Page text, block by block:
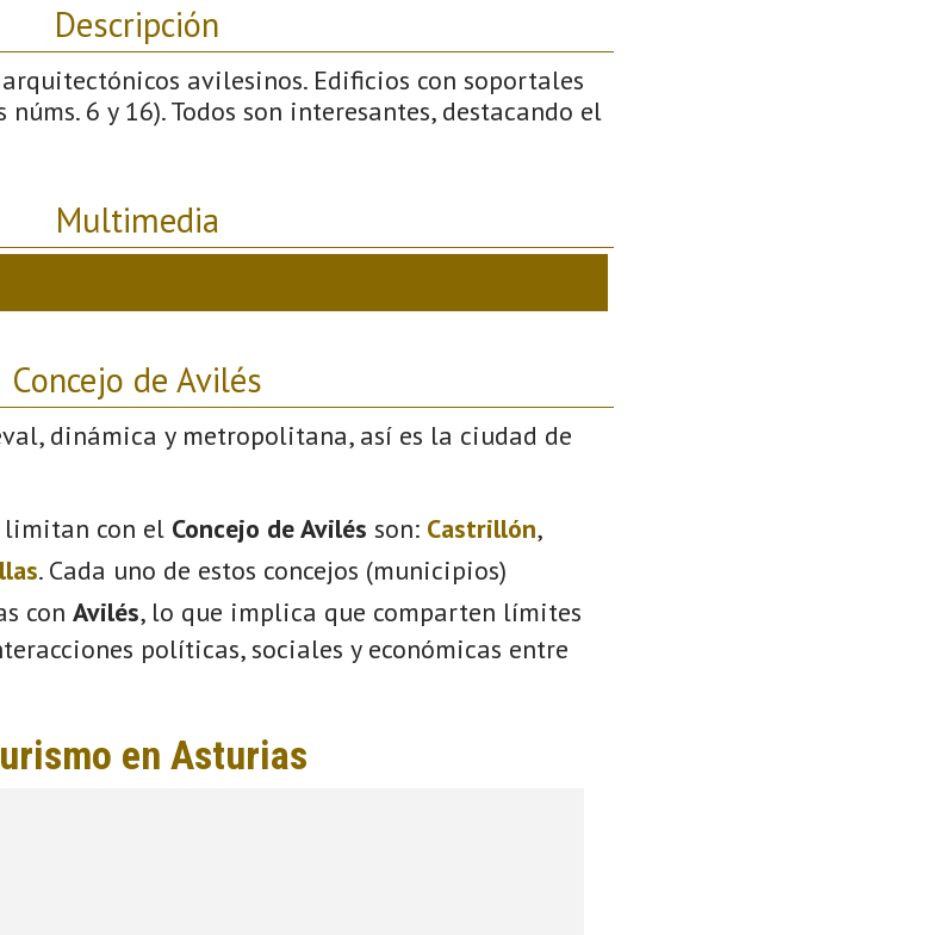
Descripción
avilesinos. Edificios con soportales
6 y 16). Todos son interesantes, destacando el
Multimedia
Concejo de Avilés
dinámica y metropolitana, así es la ciudad de
limitan con el Concejo de Avilés son: Castrillón,
. Cada uno de estos concejos (municipios)
con Avilés, lo que implica que comparten límites
políticas, sociales y económicas entre